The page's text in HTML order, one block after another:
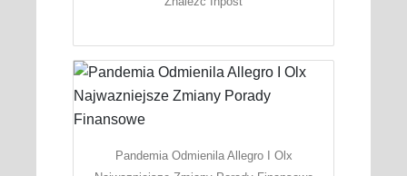
Pandemia Odmienila Allegro I Olx